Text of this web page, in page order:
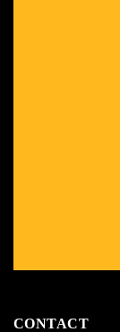
Lungimea
Voltaj ;
CONTACT